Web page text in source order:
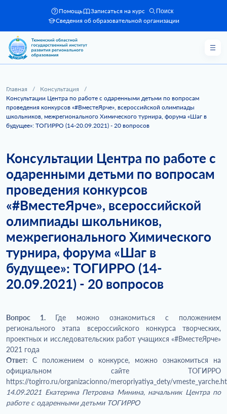
Помощь Записаться на курс Поиск
Сведения об образовательной организации
Главная / Консультация
/
Консультации Центра по работе с одаренными детьми по вопросам
проведения конкурсов «#ВместеЯрче», всероссийской олимпиады
школьников, межрегионального Химического турнира, форума «Шаг в
будущее»: ТОГИРРО (14-20.09.2021) - 20 вопросов
Консультации Центра по работе с
одаренными детьми по вопросам
проведения конкурсов
«#ВместеЯрче», всероссийской
олимпиады школьников,
межрегионального Химического
турнира, форума «Шаг в
будущее»: ТОГИРРО (14-
20.09.2021) - 20 вопросов
Вопрос 1. Где можно ознакомиться с положением
регионального этапа всероссийского конкурса творческих,
проектных и исследовательских работ учащихся «#ВместеЯрче»
2021 года
Ответ: С положением о конкурсе, можно ознакомиться на
официальном сайте ТОГИРРО
https://togirro.ru/organizacionno/meropriyatiya_dety/
14.09.2021 Екатерина Петровна Минина, начальник Центра по
работе с одаренными детьми ТОГИРРО